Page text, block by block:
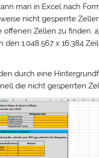
man in Excel nach
nicht gesperrte
offenen Zellen zu finden,
den 1.048.567 x 16.384
durch eine
die nicht gesperrten